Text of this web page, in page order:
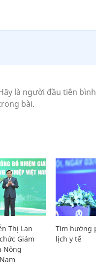
Thị Lan
Giám
Nông
Tìm hướng
lịch y tế